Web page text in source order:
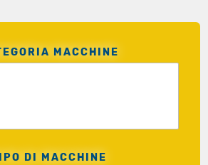
MACCHINE
DI MACCHINE